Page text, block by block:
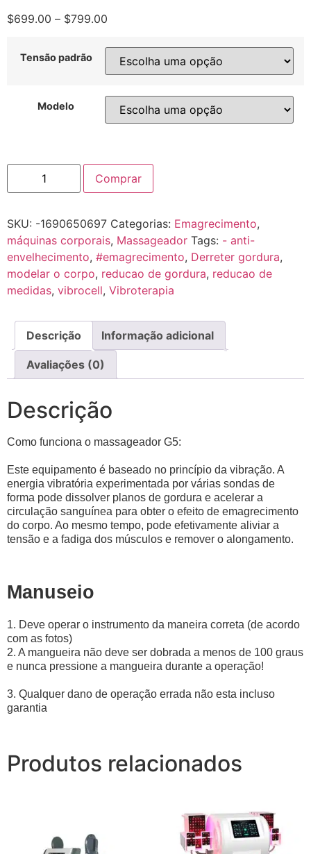
$699.00 – $799.00
Tensão padrão
Modelo
Comprar
SKU: -1690650697 Categorias: Emagrecimento,
máquinas corporais, Massageador Tags: - anti-
envelhecimento, #emagrecimento, Derreter gordura,
modelar o corpo, reducao de gordura, reducao de
medidas, vibrocell, Vibroterapia
Descrição Informação adicional
Avaliações (0)
Descrição
Como funciona o massageador G5:
Este equipamento é baseado no princípio da vibração. A
energia vibratória experimentada por várias sondas de
forma pode dissolver planos de gordura e acelerar a
circulação sanguínea para obter o efeito de emagrecimento
do corpo. Ao mesmo tempo, pode efetivamente aliviar a
tensão e a fadiga dos músculos e remover o alongamento.
Manuseio
1. Deve operar o instrumento da maneira correta (de acordo
com as fotos)
2. A mangueira não deve ser dobrada a menos de 100 graus
e nunca pressione a mangueira durante a operação!
3. Qualquer dano de operação errada não esta incluso
garantia
Produtos relacionados